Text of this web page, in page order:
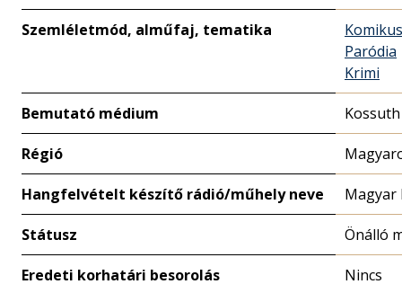
Szemléletmód, alműfaj, tematika
Komikus
Paródia
Krimi
Bemutató médium Kossuth
Régió
Hangfelvételt készítő rádió/műhely neve Magyar
Státusz Önálló
Eredeti korhatári besorolás Nincs